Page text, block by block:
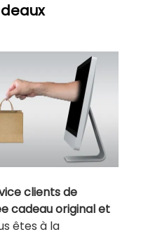
clients de
cadeau original et
êtes à la